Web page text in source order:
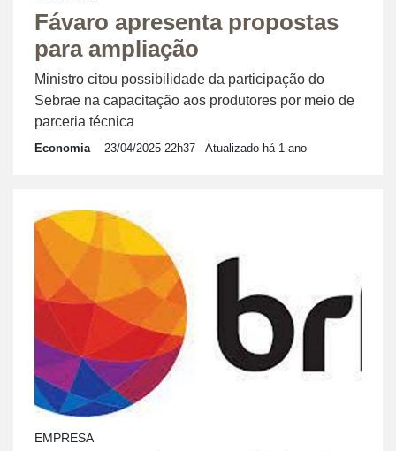
Fávaro apresenta propostas
para ampliação
Ministro citou possibilidade da participação do
Sebrae na capacitação aos produtores por meio de
parceria técnica
Economia 23/04/2025 22h37 - Atualizado há 1 ano
EMPRESA